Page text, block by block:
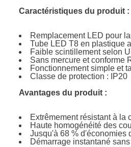
Caractéristiques du produit :
Remplacement LED pour
Tube LED T8 en plastique
Faible scintillement selon
Sans mercure et conforme
Fonctionnement simple et
Classe de protection : IP20
Avantages du produit :
Extrêmement résistant à la
Haute homogénéité des
Jusqu'à 68 % d'économies
Démarrage instantané